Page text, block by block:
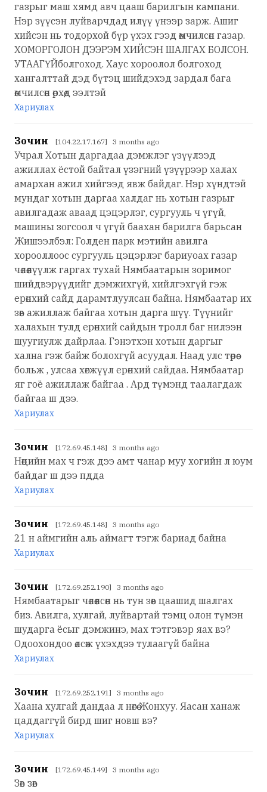
газрыг маш хямд авч цааш барилгын кампани.
Нэр зүүсэн луйварчдад илүү үнээр зарж. Ашиг
хийсэн нь тодорхой бүр үхэх гээд өмчилсөн газар.
ХОМОРГОЛОН ДЭЭРЭМ ХИЙСЭН ШАЛГАХ БОЛСОН.
УТААГҮЙболгоход. Хаус хороолол болгоход
хангалттай дэд бүтэц шийдэхэд зардал бага
өмчилсөн өрхөд ээлтэй
Хариулах
Зочин [104.22.17.167] 3 months ago
Учрал Хотын даргадаа дэмжлэг үзүүлээд
ажиллах ёстой байтал үзэгний үзүүрээр халах
амархан ажил хийгээд явж байдаг. Нэр хүндтэй
мундаг хотын даргаа халдаг нь хотын газрыг
авилгадаж аваад цэцэрлэг, сургууль ч үгүй,
машины зогсоол ч үгүй баахан барилга барьсан
Жишээлбэл: Голден парк мэтийн авилга
хорооллоос сургууль цэцэрлэг бариуоах газар
чөлөөлүүлж гаргах тухай Нямбаатарын зоримог
шийдвэрүүдийг дэмжихгүй, хийлгэхгүй гэж
ерөнхий сайд дарамтлуулсан байна. Нямбаатар их
зөв ажиллаж байгаа хотын дарга шүү. Түүнийг
халахын тулд ерөнхий сайдын тролл баг нилээн
шуугиулж дайрлаа. Гэнэтхэн хотын даргыг
хална гэж байж болохгүй асуудал. Наад улс төрөө
больж , улсаа хөгжүүл ерөнхий сайдаа. Нямбаатар
яг гоё ажиллаж байгаа . Ард түмэнд таалагдаж
байгаа ш дээ.
Хариулах
Зочин [172.69.45.148] 3 months ago
Нөөцийн мах ч гэж дээ амт чанар муу хогийн л юум
байдаг ш дээ пдда
Хариулах
Зочин [172.69.45.148] 3 months ago
21 н аймгийн аль аймагт тэгж бариад байна
Хариулах
Зочин [172.69.252.190] 3 months ago
Нямбаатарыг чөлөөлсөн нь тун зөв цаашид шалгах
биз. Авилга, хулгай, луйвартай тэмц олон түмэн
шударга ёсыг дэмжинэ, мах тэтгэвэр яах вэ?
Одоохондоо өлсөж үхэхдээ тулаагүй байна
Хариулах
Зочин [172.69.252.191] 3 months ago
Хаана хулгай дандаа л нөгөө Жонхуу. Яасан ханаж
цаддаггүй бирд шиг новш вэ?
Хариулах
Зочин [172.69.45.149] 3 months ago
Зөв зөв